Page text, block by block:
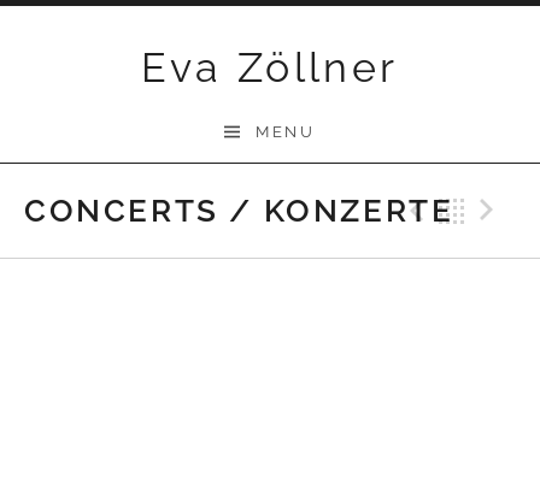
Eva Zöllner
MENU
CONCERTS / KONZERTE